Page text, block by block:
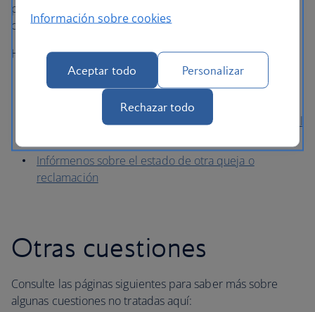
podría tener que esperar más antes de que podamos
ofrecerle una actualización.
Hacer un seguimiento y actualizar un caso existente:
Añadir información a una reclamación sobre el
Añadir gastos a una reclamación por interrupción del
Infórmenos sobre el estado de otra queja o
reclamación
Otras cuestiones
Consulte las páginas siguientes para saber más sobre
algunas cuestiones no tratadas aquí:
Información sobre cookies
Aceptar todo Personalizar
Rechazar todo